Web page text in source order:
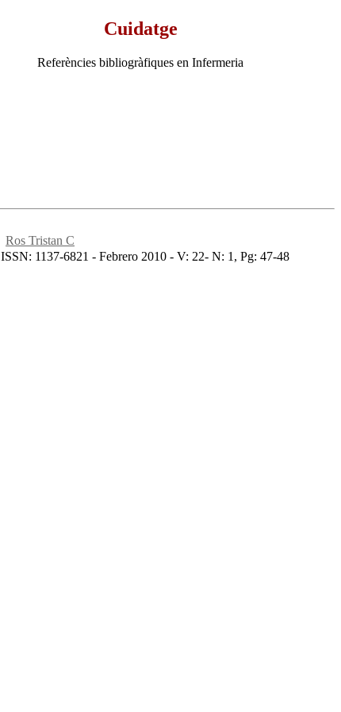
Cuidatge
Referències bibliogràfiques en Infermeria
Ros Tristan C
ISSN: 1137-6821 - Febrero 2010 - V: 22- N: 1, Pg: 47-48